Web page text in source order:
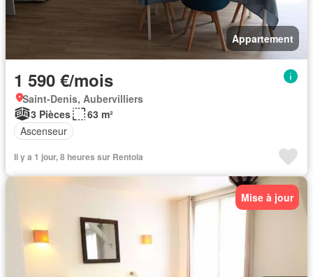
Appartement
1 590 €/mois
Saint-Denis, Aubervilliers
3 Pièces
63 m²
Ascenseur
Il y a 1 jour, 8 heures sur Rentola
Mise à jour